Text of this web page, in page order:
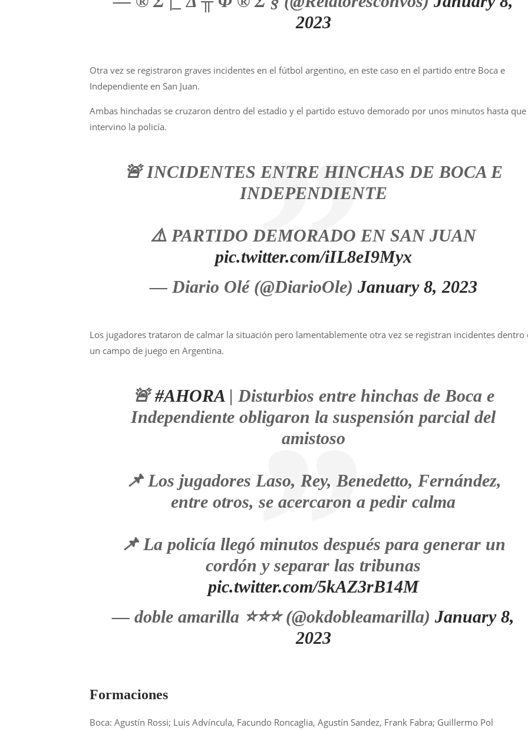
2023
Otra vez se registraron graves incidentes en el fútbol argentino, en este caso en el partido entre Boca e
Independiente en San Juan.
Ambas hinchadas se cruzaron dentro del estadio y el partido estuvo demorado por unos minutos hasta que
intervino la policía.
🚨 INCIDENTES ENTRE HINCHAS DE BOCA E
INDEPENDIENTE
⚠️ PARTIDO DEMORADO EN SAN JUAN
pic.twitter.com/iIL8eI9Myx
— Diario Olé (@DiarioOle) January 8, 2023
Los jugadores trataron de calmar la situación pero lamentablemente otra vez se registran incidentes dentro
un campo de juego en Argentina.
🚨#AHORA| Disturbios entre hinchas de Boca e
Independiente obligaron la suspensión parcial del
amistoso
📌 Los jugadores Laso, Rey, Benedetto, Fernández,
entre otros, se acercaron a pedir calma
📌 La policía llegó minutos después para generar un
cordón y separar las tribunas
pic.twitter.com/5kAZ3rB14M
— doble amarilla ⭐️⭐️⭐️ (@okdobleamarilla)January 8,
2023
Formaciones
Boca: Agustín Rossi; Luis Advíncula, Facundo Roncaglia, Agustín Sandez, Frank Fabra; Guillermo Pol